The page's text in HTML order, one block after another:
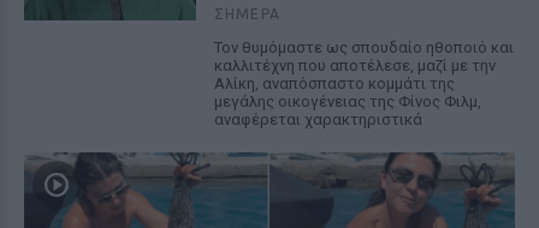
ΣΉΜΕΡΑ
Τον θυμόμαστε ως σπουδαίο ηθοποιό και
καλλιτέχνη που αποτέλεσε, μαζί με την
Αλίκη, αναπόσπαστο κομμάτι της
μεγάλης οικογένειας της Φίνος Φιλμ,
αναφέρεται χαρακτηριστικά